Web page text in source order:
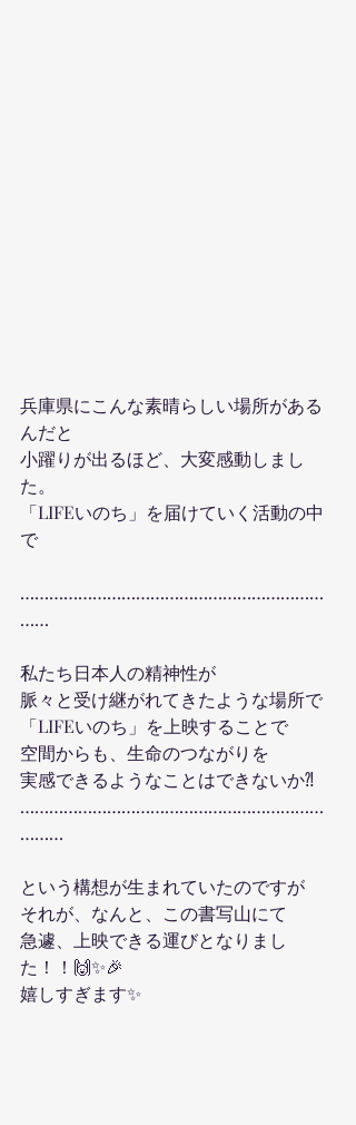
兵庫県にこんな素晴らしい場所がある
んだと
小躍りが出るほど、大変感動しまし
た。
「LIFEいのち」を届けていく活動の中
で
………………………………………………………
……
私たち日本人の精神性が
脈々と受け継がれてきたような場所で
「LIFEいのち」を上映することで
空間からも、生命のつながりを
実感できるようなことはできないか⁈
………………………………………………………
………
という構想が生まれていたのですが
それが、なんと、この書写山にて
急遽、上映できる運びとなりまし
た！！🙌✨🎉
嬉しすぎます✨